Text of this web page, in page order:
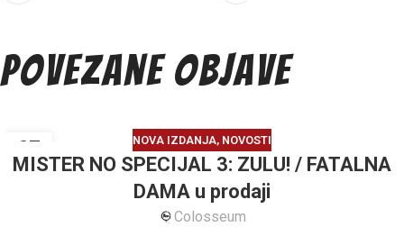
Povezane objave
27
JUL
NOVA IZDANJA, NOVOSTI
MISTER NO SPECIJAL 3: ZULU! / FATALNA
DAMA u prodaji
Colosseum